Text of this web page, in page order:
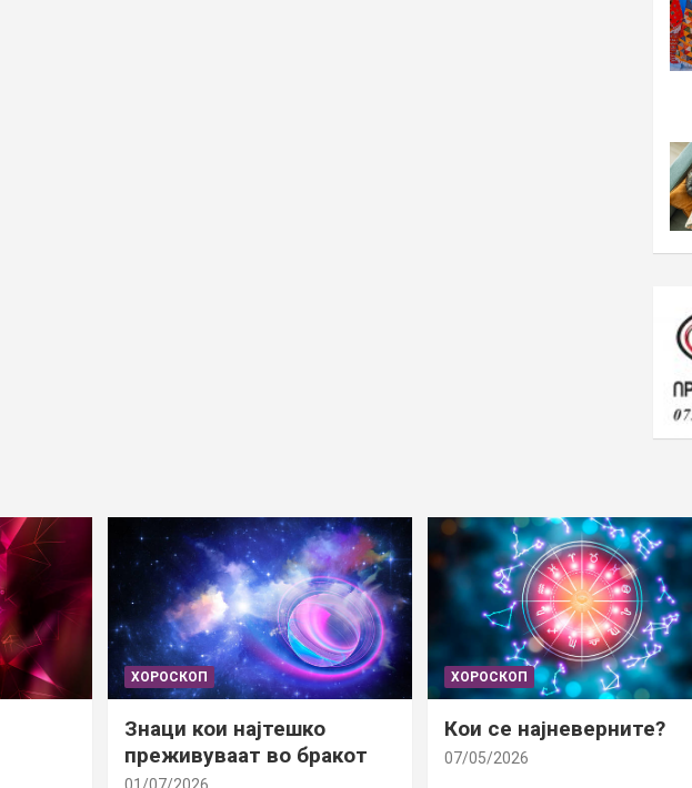
ХОРОСКОП
Знаци кои најтешко
преживуваат во бракот
ХОРОСКОП
Кои се најневерните?
07/05/2026